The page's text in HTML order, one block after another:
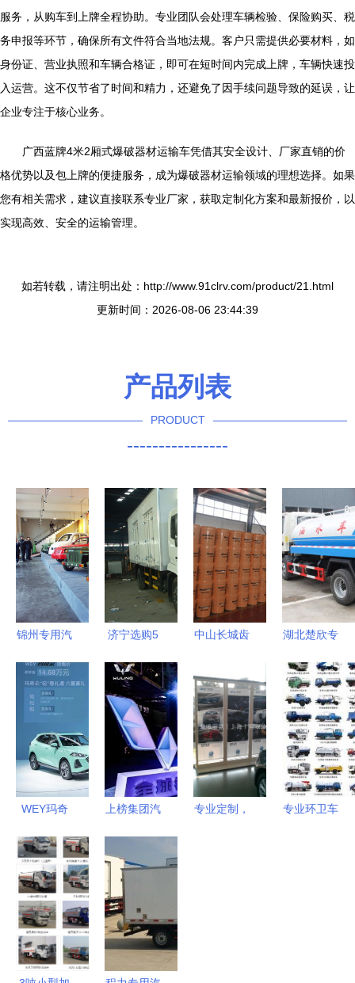
服务，从购车到上牌全程协助。专业团队会处理车辆检验、保险购买、税
务申报等环节，确保所有文件符合当地法规。客户只需提供必要材料，如
身份证、营业执照和车辆合格证，即可在短时间内完成上牌，车辆快速投
入运营。这不仅节省了时间和精力，还避免了因手续问题导致的延误，让
企业专注于核心业务。
广西蓝牌4米2厢式爆破器材运输车凭借其安全设计、厂家直销的价
格优势以及包上牌的便捷服务，成为爆破器材运输领域的理想选择。如果
您有相关需求，建议直接联系专业厂家，获取定制化方案和最新报价，以
实现高效、安全的运输管理。
如若转载，请注明出处：http://www.91clrv.com/product/21.html
更新时间：2026-08-06 23:44:39
产品列表
PRODUCT
----------------
锦州专用汽
详解 折叠
汽车、工厂
专用车与捷
邦酒店的合
作机遇
济宁选购5
货车指南
如何找到划
算的厂家与
报价
中山长城齿
润滑油
CKC150复
合型，汽车
专用，专业
之选
湖北楚欣专
公司 引领
专用汽车销
售行业新标
杆
WEY玛奇
售，首搭智
能混动DHT
技术引领专
用汽车销售
新风向
上榜集团汽
扬眉吐气，
五菱演绎过
山车
专业定制，
专业环卫车